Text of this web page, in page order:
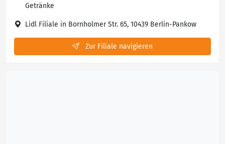
Getränke
Lidl Filiale in Bornholmer Str. 65, 10439 Berlin-Pankow
Zur Filiale navigieren